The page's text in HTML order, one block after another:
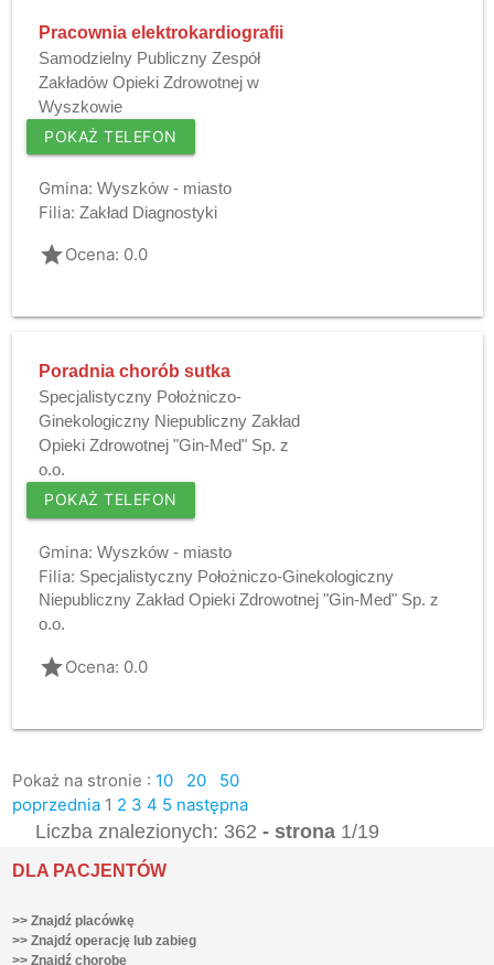
Pracownia elektrokardiografii
Samodzielny Publiczny Zespół
Zakładów Opieki Zdrowotnej w
Wyszkowie
POKAŻ TELEFON
Gmina: Wyszków - miasto
Filia: Zakład Diagnostyki
gradeOcena: 0.0
Poradnia chorób sutka
Specjalistyczny Położniczo-
Ginekologiczny Niepubliczny Zakład
Opieki Zdrowotnej "Gin-Med" Sp. z
o.o.
POKAŻ TELEFON
Gmina: Wyszków - miasto
Filia: Specjalistyczny Położniczo-Ginekologiczny
Niepubliczny Zakład Opieki Zdrowotnej "Gin-Med" Sp. z
o.o.
gradeOcena: 0.0
Pokaż na stronie : 10 20
50
poprzednia 1 2 3 4 5 następna
Liczba znalezionych: 362 - strona 1/19
DLA PACJENTÓW
>> Znajdź placówkę
>> Znajdź operację lub zabieg
>> Znajdź chorobę